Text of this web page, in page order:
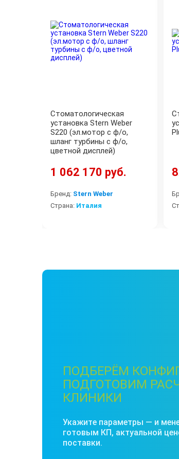
Стоматологическая
установка Stern Weber
S220 (эл.мотор с ф/о,
шланг турбины с ф/о,
цветной дисплей)
1 062 170 руб.
Бренд: Stern Weber
Страна: Италия
ПОДБЕРЁМ
ПОДГОТОВИМ
КЛИНИКИ
Укажите параметры — и
готовым КП, актуальной
поставки.